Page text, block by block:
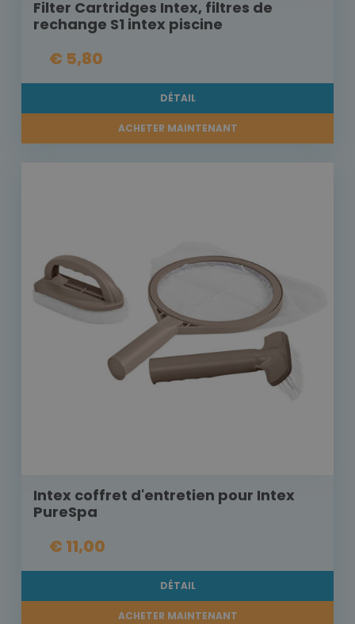
Filter Cartridges Intex, filtres de
rechange S1 intex piscine
€ 5,80
DÉTAIL
ACHETER MAINTENANT
Intex coffret d'entretien pour Intex
PureSpa
€ 11,00
DÉTAIL
ACHETER MAINTENANT